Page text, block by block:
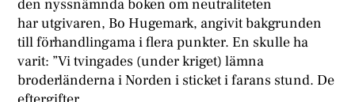
den nyssnämnda boken om neutraliteten
har utgivaren, Bo Hugemark, angivit bakgrunden
till förhandlingama i flera punkter. En skulle ha
varit: ”Vi tvingades (under kriget) lämna
broderländerna i Norden i sticket i farans stund. De